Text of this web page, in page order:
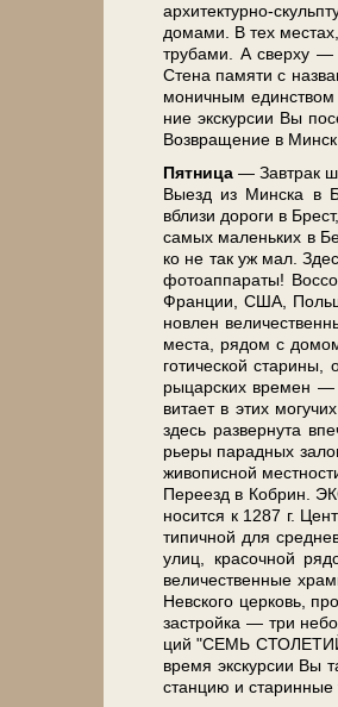
архитектурно-
до­ма­ми. В тех
тру­ба­ми. А свер­ху —
Сте­на па­мя­ти с
мо­нич­ным един­ством
ние экс­кур­сии Вы
Воз­вра­ще­ние в
Пят­ни­ца — Завтрак
Выезд из Мин­ска в
вбли­зи до­ро­ги в
са­мых ма­лень­ких в
ко не так уж мал.
фотоаппараты!
Фран­ции, США,
нов­лен
ме­ста, ря­дом с
го­ти­че­ской
ры­цар­ских вре­мен —
витает в этих
здесь развернута
рье­ры па­рад­ных
жи­во­пис­ной
Пе­ре­езд в Ко­брин.
но­сит­ся к 1287 г.
ти­пич­ной для
улиц, кра­соч­ной
величественные
Нев­ско­го цер­ковь,
за­строй­ка — три
ций "СЕМЬ
вре­мя экс­кур­сии Вы
стан­цию и ста­рин­ные